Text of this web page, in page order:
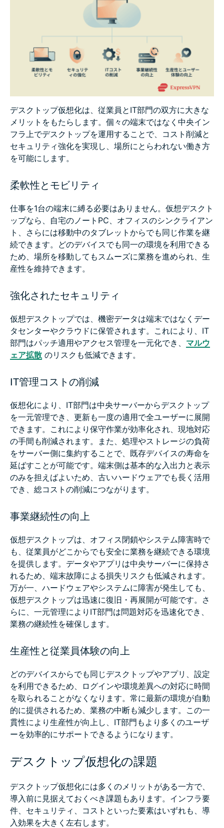
デスクトップ仮想化は、従業員とIT部門の双方に大きな
メリットをもたらします。個々の端末ではなく中央イン
フラ上でデスクトップを運用することで、コスト削減と
セキュリティ強化を実現し、場所にとらわれない働き方
を可能にします。
柔軟性とモビリティ
仕事を1台の端末に縛る必要はありません。仮想デスクト
ップなら、自宅のノートPC、オフィスのシンクライアン
ト、さらには移動中のタブレットからでも同じ作業を継
続できます。どのデバイスでも同一の環境を利用できる
ため、場所を移動してもスムーズに業務を進められ、生
産性を維持できます。
強化されたセキュリティ
仮想デスクトップでは、機密データは端末ではなくデー
タセンターやクラウドに保管されます。これにより、IT
部門はパッチ適用やアクセス管理を一元化でき、 マルウ
ェア拡散 のリスクも低減できます。
IT管理コストの削減
仮想化により、IT部門は中央サーバーからデスクトップ
を一元管理でき、更新も一度の適用で全ユーザーに展開
できます。これにより保守作業が効率化され、現地対応
の手間も削減されます。また、処理やストレージの負荷
をサーバー側に集約することで、既存デバイスの寿命を
延ばすことが可能です。端末側は基本的な入出力と表示
のみを担えばよいため、古いハードウェアでも長く活用
でき、総コストの削減につながります。
事業継続性の向上
仮想デスクトップは、オフィス閉鎖やシステム障害時で
も、従業員がどこからでも安全に業務を継続できる環境
を提供します。データやアプリは中央サーバーに保持さ
れるため、端末故障による損失リスクも低減されます。
万が一、ハードウェアやシステムに障害が発生しても、
仮想デスクトップは迅速に復旧・再展開が可能です。さ
らに、一元管理によりIT部門は問題対応を迅速化でき、
業務の継続性を確保します。
生産性と従業員体験の向上
どのデバイスからでも同じデスクトップやアプリ、設定
を利用できるため、ログインや環境差異への対応に時間
を取られることがなくなります。常に最新の環境が自動
的に提供されるため、業務の中断も減少します。この一
貫性により生産性が向上し、IT部門もより多くのユーザ
ーを効率的にサポートできるようになります。
デスクトップ仮想化の課題
デスクトップ仮想化には多くのメリットがある一方で、
導入前に見据えておくべき課題もあります。インフラ要
件、セキュリティ、コストといった要素はいずれも、導
入効果を大きく左右します。